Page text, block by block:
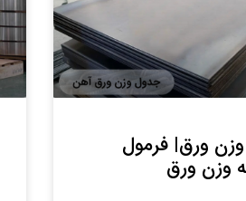
ورق| فرمول
وزن ورق